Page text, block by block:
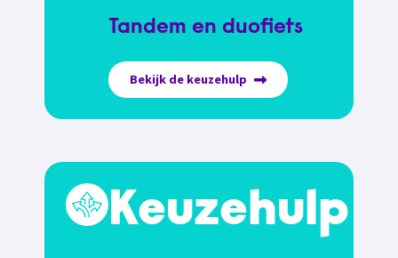
Tandem en duofiets
Bekijk de keuzehulp
Keuzehulp